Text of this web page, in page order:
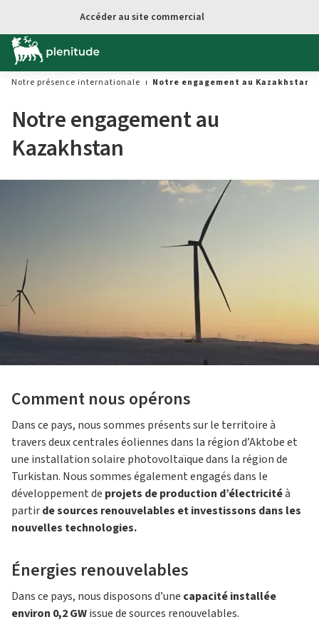
Aller au contenu principal
Accéder au site commercial
Notre présence internationale Notre engagement au Kazakhstan
Notre engagement au
Kazakhstan
Comment nous opérons
Dans ce pays, nous sommes présents sur le territoire à
travers deux centrales éoliennes dans la région d’Aktobe et
une installation solaire photovoltaïque dans la région de
Turkistan. Nous sommes également engagés dans le
développement de projets de production d’électricitéà
partirde sources renouvelables et investissons dans les
nouvelles technologies.
Énergies renouvelables
Dans ce pays, nous disposons d’une capacité installée
environ 0,2 GWissue de sources renouvelables.